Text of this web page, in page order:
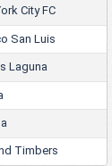
City FC
San Luis
Laguna
Timbers